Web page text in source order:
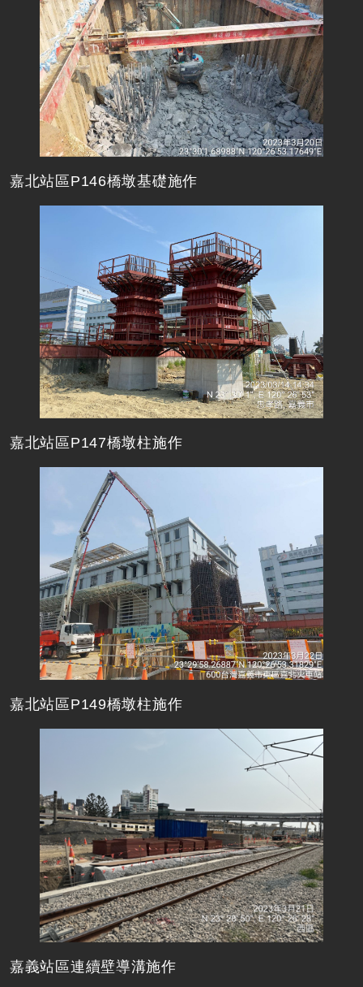
嘉北站區P146橋墩基礎施作
嘉北站區P147橋墩柱施作
嘉北站區P149橋墩柱施作
嘉義站區連續壁導溝施作